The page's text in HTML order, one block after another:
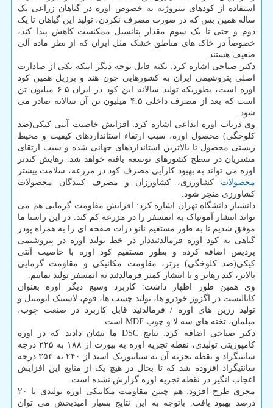
استفاده از کودهای نیتروژنه به خصوص اوره در گیاهان زراعی یک
ساله همین بس که در صورت مصرف نکردن، تولید این گیاهان تا یک
دوم و حتی تا یک سوم مقدار پتانسیل ممکنست کاهش پیدا کند،
خصوصاً در خاک های مناطق خشک مثل ایران که از نظر ماده آلی
ضعیف هستند.
دکتر صباحی اشاره کرد: نکته قابل توجه دیگر اینکه یکی از صادارت
اصلی پتروشیمی ایران به کشورهایی چون هند و برزیل همین کود
اوره است، بطوریکه تولید سالانه این کود در ایران ۶.۵ میلیون تن
است که بعد از مصرف داخلی ۴.۵ میلیون تن آن سالانه صادر می
شود.
وی درباب اوره ابداعی اشاره کرد: افزایش خاصیت آنتی کیکی(ضد
کلوخگی) محصول اوره، سبب ارتقاء استانداردهای کیفیت و محیط
زیستی محصول تا بالاترین استانداردهای جهانی شده و سبب ارتقای
مشتریان در سطح کشورهای توسعه یافته خواهد شد. رهایش کندتر
اوره می تواند به بهبود کارآیی مصرف کود در مزرعه، سلامت بیشتر
محصولات کشاورزی، کشاورزان و مصرف کنندگان محصولات
کشاورزی منجر شود.
دانشیار دانشگاه تهران اشاره کرد: افزایش مقاومت گرمایی هم می
تواند انتشار آمونیاک به اتمسفر را در مزرعه کم کند. در این راستا ما
موفق شدیم تا به طور مستقیم نانو ذرات صفحه ای را به همراه پودر
گیاهی به کود اوره فرمالدئیددار در خط تولید اوره در پتروشیمی
پردیس اضافه کرده و بطور مستقیم کود اوره با خاصیت آنتی
کیکی(ضد کلوخگی) برتر، مقاومت مکانیکی و مقاومت گرمایی
بالاتر، کند رهاتر و با انتشار کمتر فرمالدئید به اتمسفر تولید نماییم.
وی همین طور اظهار داشت: کاربرد وسیع دیگر اوره بعنوان
کاتالیست در اگزوز خودرو ها، تولید چسب ها، فوم، لاستیک اتومبیل و
تولید رزین های اوره / فرمالدئید قابل کاربرد در صنعت چوب،
مبلمان، تخته های سه لا و چوب MDF است.
دکتر صباحی اضافه کرد: نتایج DSC ما نشان دادند که در اوره
کامپوزیتی تولیدی، نقطه تجزیه اوره به بیورت از ۱۸۸ به ۲۲۵ درجه
سانتیگراد و نقطه تجزیه آن به سیانیوریک اسید از ۲۴۰ به ۳۵۳ درجه
سانتیگراد افزوده شد که تا بحال در هیچ یک از منابع این افزایش
اعجاب انگیز در نقطه تجزیه اوره گزارش نشده است.
مجری طرح افزود: هم چنین مقاومت مکانیکی اوره تولیدی تا ۲۰
درصد بهبود یافت. باتوجه به این نتایج بسیار امیدبخش می توان